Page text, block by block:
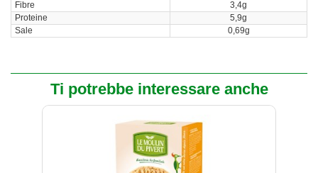
Fibre
3,4g
Proteine
5,9g
Sale
0,69g
Ti potrebbe interessare anche